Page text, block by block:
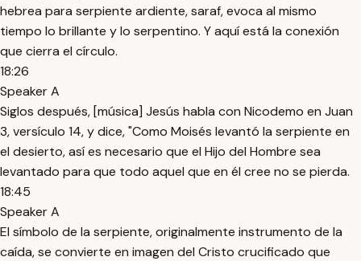
hebrea para serpiente ardiente, saraf, evoca al mismo
tiempo lo brillante y lo serpentino. Y aquí está la conexión
que cierra el círculo.
18:26
Speaker A
Siglos después, [música] Jesús habla con Nicodemo en Juan
3, versículo 14, y dice, "Como Moisés levantó la serpiente en
el desierto, así es necesario que el Hijo del Hombre sea
levantado para que todo aquel que en él cree no se pierda.
18:45
Speaker A
El símbolo de la serpiente, originalmente instrumento de la
caída, se convierte en imagen del Cristo crucificado que